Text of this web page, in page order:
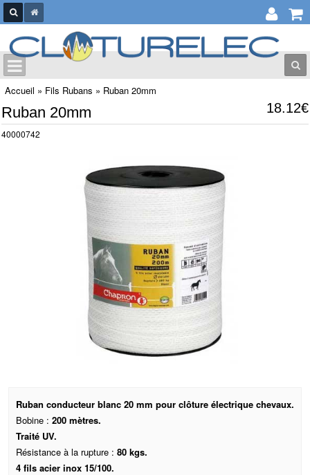
Accueil » Fils Rubans » Ruban 20mm
18.12€
Ruban 20mm
40000742
Ruban conducteur blanc 20 mm pour clôture électrique chevaux.
Bobine : 200 mètres.
Traité UV.
Résistance à la rupture : 80 kgs.
4 fils acier inox 15/100.